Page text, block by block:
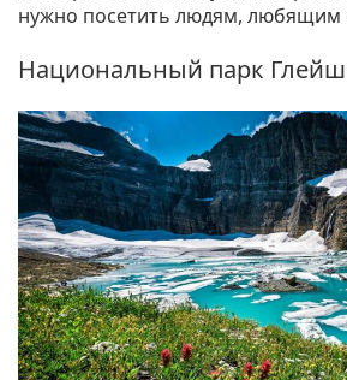
нужно посетить людям, любящим
Национальный парк